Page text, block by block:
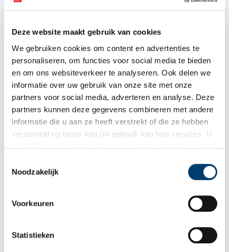
Deze website maakt gebruik van cookies
We gebruiken cookies om content en advertenties te
personaliseren, om functies voor social media te bieden
en om ons websiteverkeer te analyseren. Ook delen we
informatie over uw gebruik van onze site met onze
partners voor social media, adverteren en analyse. Deze
partners kunnen deze gegevens combineren met andere
informatie die u aan ze heeft verstrekt of die ze hebben
verzameld op basis van uw gebruik van hun services. U
Noodzakelijk
Voorkeuren
Statistieken
Wel eens omhoog gekeken en gezien welke windvaan er op de
toren van het Stadhuis van Haarlem staat? Dat is een
zeemeermin!
Het vermaarde Groene Purmer Zeewijf
Op de puibalk van het achttiende-eeuwse huis Nieuwvaartje 8
geschilderd met bijbehorende teksten.